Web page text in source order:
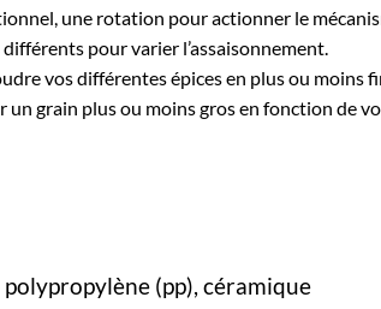
une rotation pour actionner le
pour varier l’assaisonnement.
vos différentes épices en plus ou moins
grain plus ou moins gros en fonction de
(pp), céramique